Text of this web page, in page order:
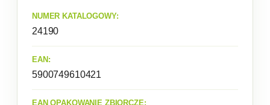
NUMER KATALOGOWY:
24190
EAN:
5900749610421
EAN OPAKOWANIE ZBIORCZE: